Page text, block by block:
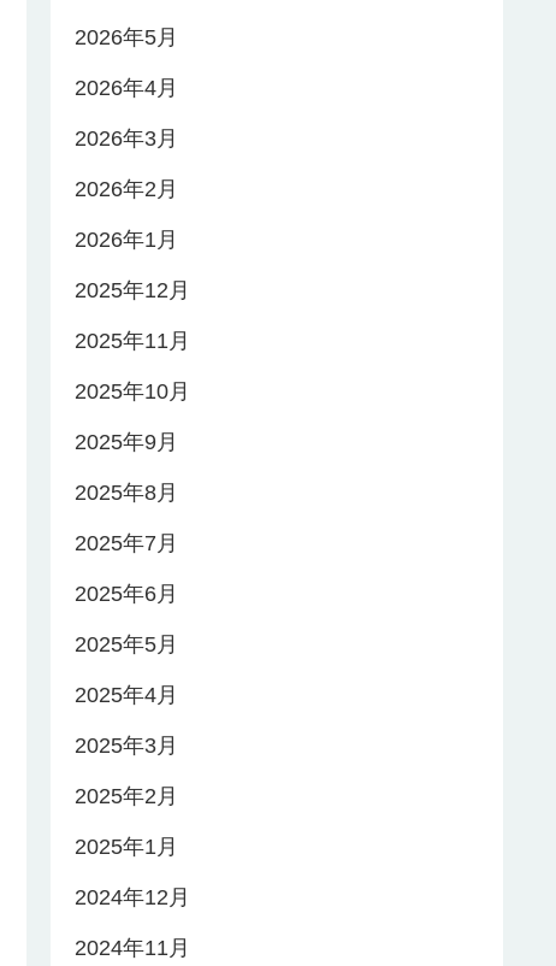
2026年5月
2026年4月
2026年3月
2026年2月
2026年1月
2025年12月
2025年11月
2025年10月
2025年9月
2025年8月
2025年7月
2025年6月
2025年5月
2025年4月
2025年3月
2025年2月
2025年1月
2024年12月
2024年11月